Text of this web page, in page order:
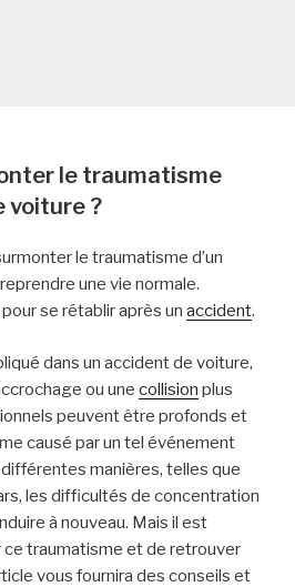
le traumatisme
voiture ?
le traumatisme d’un
une vie normale.
se rétablir après un accident.
dans un accident de voiture,
ou une collision plus
peuvent être profonds et
causé par un tel événement
manières, telles que
les difficultés de concentration
à nouveau. Mais il est
traumatisme et de retrouver
vous fournira des conseils et